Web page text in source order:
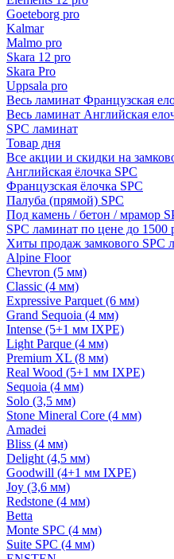
Goeteborg pro
Kalmar
Malmo pro
Skara 12 pro
Skara Pro
Uppsala pro
Весь ламинат Французская
Весь ламинат Английская
SPC ламинат
Товар дня
Все акции и скидки на
Английская ёлочка SPC
Французская ёлочка SPC
Палуба (прямой) SPC
Под камень / бетон / мрамор
SPC ламинат по цене до 1500
Хиты продаж замкового SPC
Alpine Floor
Chevron (5 мм)
Classic (4 мм)
Expressive Parquet (6 мм)
Grand Sequoia (4 мм)
Intense (5+1 мм IXPE)
Light Parque (4 мм)
Premium XL (8 мм)
Real Wood (5+1 мм IXPE)
Sequoia (4 мм)
Solo (3,5 мм)
Stone Mineral Core (4 мм)
Amadei
Bliss (4 мм)
Delight (4,5 мм)
Goodwill (4+1 мм IXPE)
Joy (3,6 мм)
Redstone (4 мм)
Betta
Monte SPC (4 мм)
Suite SPC (4 мм)